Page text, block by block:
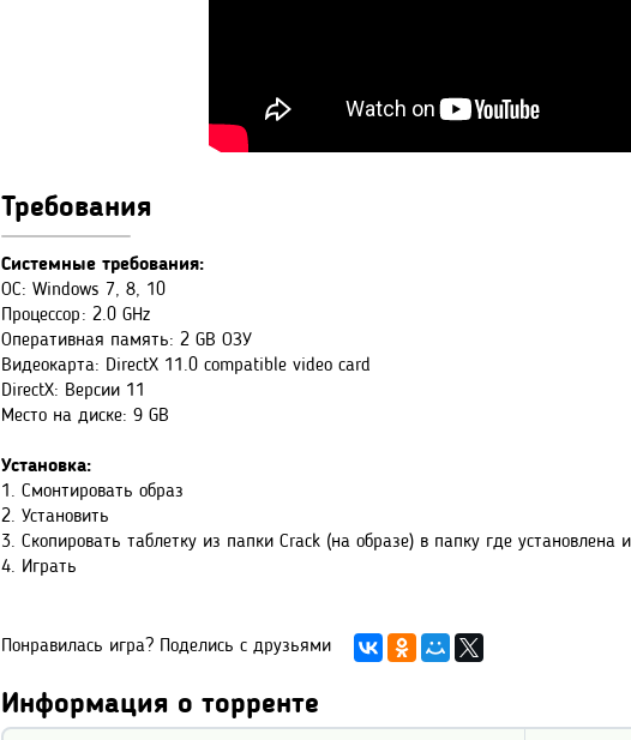
Требования
Системные требования:
ОС: Windows 7, 8, 10
Процессор: 2.0 GHz
Оперативная память: 2 GB ОЗУ
Видеокарта: DirectX 11.0 compatible video card
DirectX: Версии 11
Место на диске: 9 GB
Установка:
1. Смонтировать образ
2. Установить
3. Скопировать таблетку из папки Crack (на образе) в папку где установлена
4. Играть
Понравилась игра? Поделись с друзьями
Информация о торренте